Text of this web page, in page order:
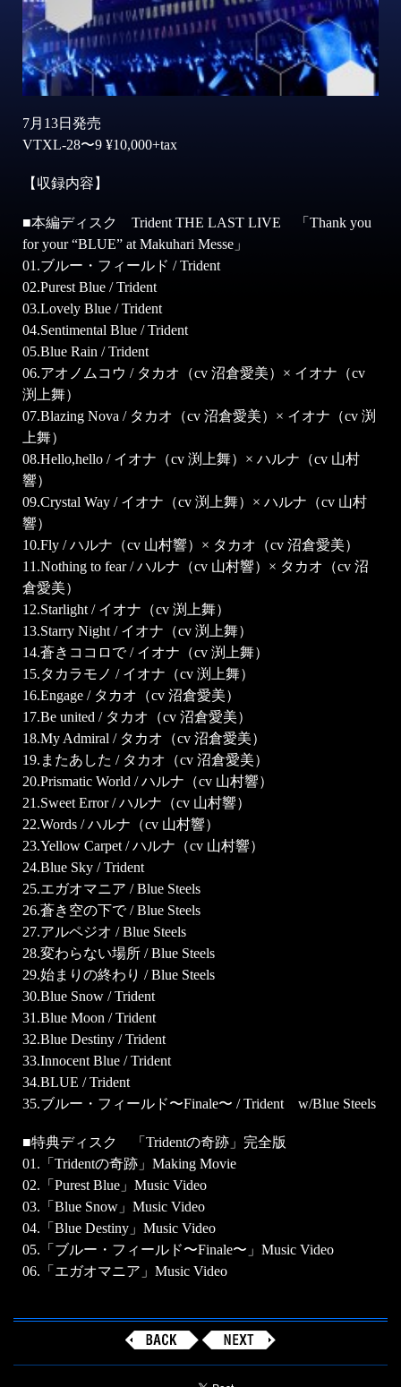
7月13日発売
VTXL-28〜9 ¥10,000+tax
【収録内容】
■本編ディスク Trident THE LAST LIVE 「Thank you
for your “BLUE” at Makuhari Messe」
01.ブルー・フィールド / Trident
02.Purest Blue / Trident
03.Lovely Blue / Trident
04.Sentimental Blue / Trident
05.Blue Rain / Trident
06.アオノムコウ / タカオ（cv 沼倉愛美）× イオナ（cv
渕上舞）
07.Blazing Nova / タカオ（cv 沼倉愛美）× イオナ（cv 渕
上舞）
08.Hello,hello / イオナ（cv 渕上舞）× ハルナ（cv 山村
響）
09.Crystal Way / イオナ（cv 渕上舞）× ハルナ（cv 山村
響）
10.Fly / ハルナ（cv 山村響）× タカオ（cv 沼倉愛美）
11.Nothing to fear / ハルナ（cv 山村響）× タカオ（cv 沼
倉愛美）
12.Starlight / イオナ（cv 渕上舞）
13.Starry Night / イオナ（cv 渕上舞）
14.蒼きココロで / イオナ（cv 渕上舞）
15.タカラモノ / イオナ（cv 渕上舞）
16.Engage / タカオ（cv 沼倉愛美）
17.Be united / タカオ（cv 沼倉愛美）
18.My Admiral / タカオ（cv 沼倉愛美）
19.またあした / タカオ（cv 沼倉愛美）
20.Prismatic World / ハルナ（cv 山村響）
21.Sweet Error / ハルナ（cv 山村響）
22.Words / ハルナ（cv 山村響）
23.Yellow Carpet / ハルナ（cv 山村響）
24.Blue Sky / Trident
25.エガオマニア / Blue Steels
26.蒼き空の下で / Blue Steels
27.アルペジオ / Blue Steels
28.変わらない場所 / Blue Steels
29.始まりの終わり / Blue Steels
30.Blue Snow / Trident
31.Blue Moon / Trident
32.Blue Destiny / Trident
33.Innocent Blue / Trident
34.BLUE / Trident
35.ブルー・フィールド〜Finale〜 / Trident w/Blue Steels
■特典ディスク 「Tridentの奇跡」完全版
01.「Tridentの奇跡」Making Movie
02.「Purest Blue」Music Video
03.「Blue Snow」Music Video
04.「Blue Destiny」Music Video
05.「ブルー・フィールド〜Finale〜」Music Video
06.「エガオマニア」Music Video